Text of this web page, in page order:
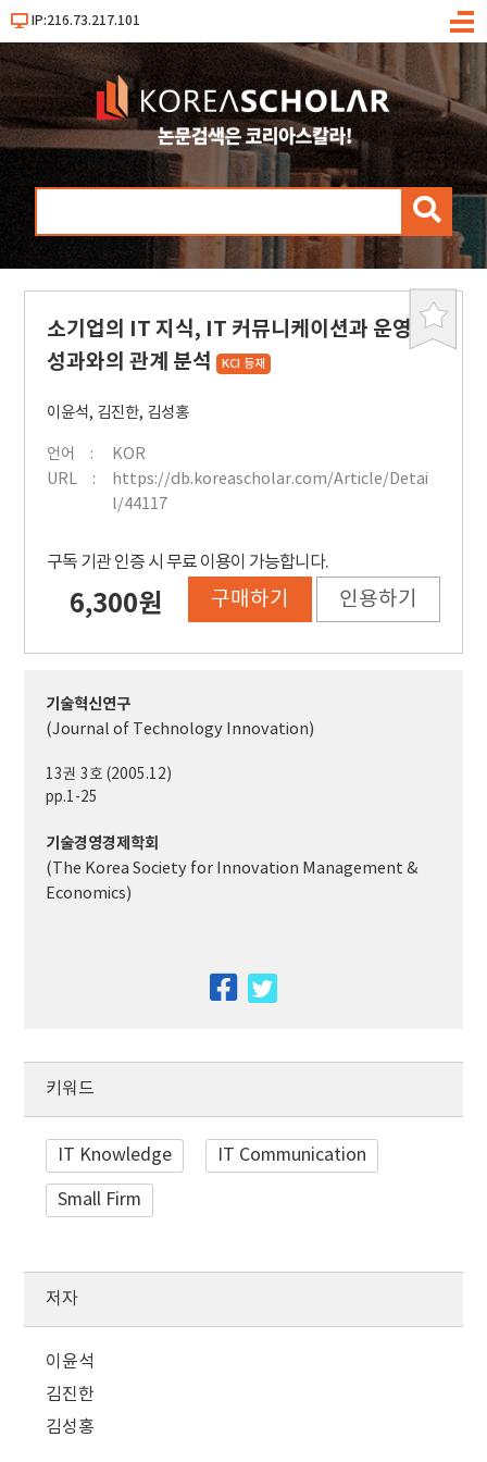
IP:216.73.217.101
메
검
북
소기업의 IT 지식, IT 커뮤니케이션과 운영
성과와의 관계 분석 KCI 등재
이윤석, 김진한, 김성홍
언어
KOR
URL
https://db.koreascholar.com/Article/Detai
l/44117
구독 기관 인증 시 무료 이용이 가능합니다.
6,300원 구매하기 인용하기
기술혁신연구
(Journal of Technology Innovation)
13권 3호 (2005.12)
pp.1-25
기술경영경제학회
(The Korea Society for Innovation Management &
Economics)
facebook
키워드
IT Knowledge IT Communication
Small Firm
저자
이윤석
김진한
김성홍